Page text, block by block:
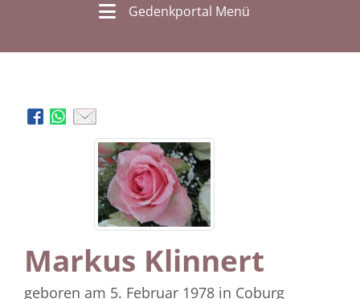
Gedenkportal Menü
Markus Klinnert
geboren am 5. Februar 1978 in Coburg